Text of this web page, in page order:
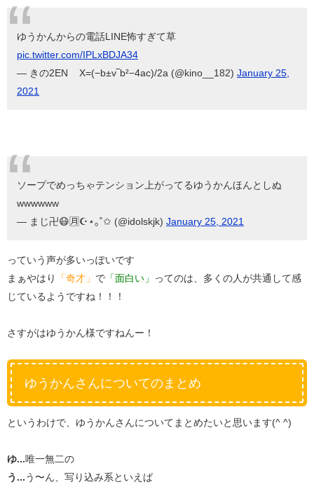
ゆうかんからの電話LINE怖すぎて草
pic.twitter.com/IPLxBDJA34
— きの2EN︎︎ ︎︎︎︎ ︎︎ ︎︎ X=(−b±v‾b²−4ac)/2a (@kino__182) January 25,
2021
ソープでめっちゃテンション上がってるゆうかんほんとしぬ
wwwwww
— まじ卍😷🈷☪︎⋆｡˚✩ (@idolskjk) January 25, 2021
っていう声が多いっぽいです
まぁやはり
「奇才」 で 「面白い」
ってのは、多くの人が共通して感
じているようですね！！！
さすがはゆうかん様ですねんー！
ゆうかんさんについてのまとめ
というわけで、ゆうかんさんについてまとめたいと思います(^ ^)
ゆ... 唯一無二の
う...
う〜ん、写り込み系といえば